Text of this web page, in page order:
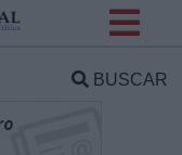
BUSCAR